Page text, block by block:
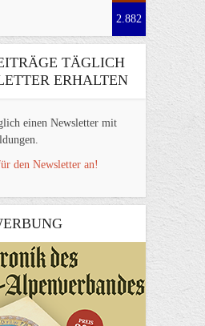
2.882
TÄGLICH
ERHALTEN
einen Newsletter mit
den Newsletter an!